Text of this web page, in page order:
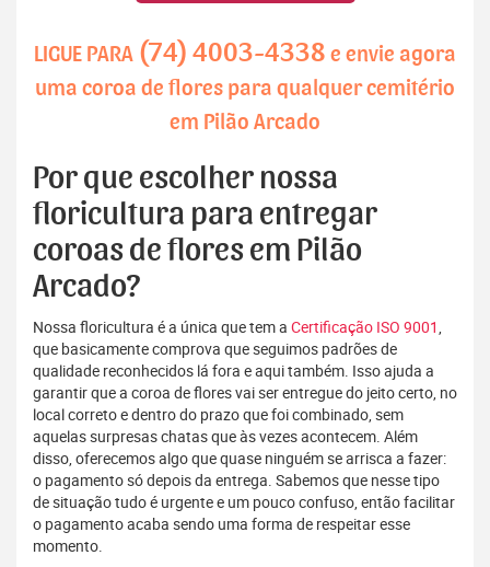
LIGUE PARA (74) 4003-4338 e envie agora
uma coroa de flores para qualquer cemitério
em Pilão Arcado
Por que escolher nossa
floricultura para entregar
coroas de flores em Pilão
Arcado?
Nossa floricultura é a única que tem a Certificação ISO 9001,
que basicamente comprova que seguimos padrões de
qualidade reconhecidos lá fora e aqui também. Isso ajuda a
garantir que a coroa de flores vai ser entregue do jeito certo, no
local correto e dentro do prazo que foi combinado, sem
aquelas surpresas chatas que às vezes acontecem. Além
disso, oferecemos algo que quase ninguém se arrisca a fazer:
o pagamento só depois da entrega. Sabemos que nesse tipo
de situação tudo é urgente e um pouco confuso, então facilitar
o pagamento acaba sendo uma forma de respeitar esse
momento.